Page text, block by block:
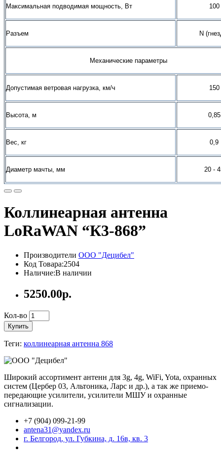
Максимальная подводимая мощность, Вт 100
Разъем N
Механические параметры
Допустимая ветровая нагрузка, км/ч 150
Высота, м 0,85
Вес, кг 0,9
Диаметр мачты, мм 20 -
Коллинеарная антенна
LoRaWAN “К3-868”
Производители ООО "Децибел"
Код Товара:2504
Наличие:В наличии
5250.00р.
Кол-во
Купить
Теги: коллинеарная антенна 868
Широкий ассортимент антенн для 3g, 4g, WiFi, Yota, охранных
систем (Цербер 03, Альтоника, Ларс и др.), а так же приемо-
передающие усилители, усилители МШУ и охранные
сигнализации.
+7 (904) 099-21-99
antena31@yandex.ru
г. Белгород, ул. Губкина, д. 16в, кв. 3